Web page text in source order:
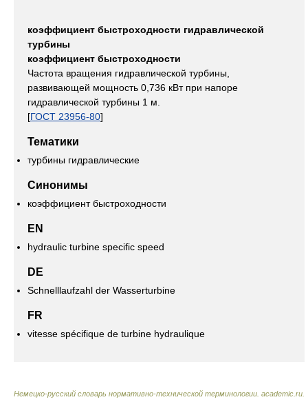
коэффициент быстроходности гидравлической
турбины
коэффициент быстроходности
Частота вращения гидравлической турбины,
развивающей мощность 0,736 кВт при напоре
гидравлической турбины 1 м.
[ГОСТ 23956-80]
Тематики
турбины гидравлические
Синонимы
коэффициент быстроходности
EN
hydraulic turbine specific speed
DE
Schnelllaufzahl der Wasserturbine
FR
vitesse spécifique de turbine hydraulique
Немецко-русский словарь нормативно-технической терминологии academic.ru